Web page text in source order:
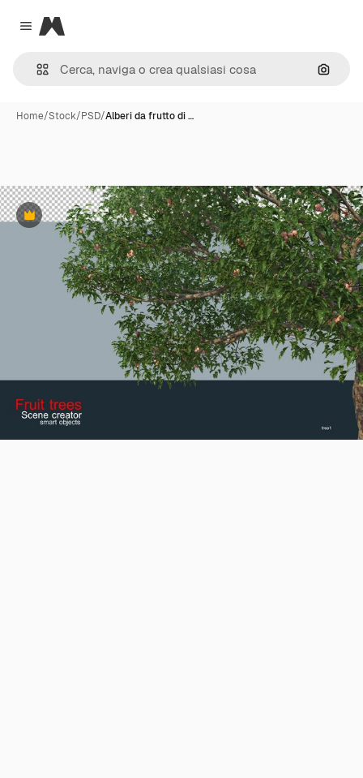
Close menu
Magnific
Cerca
Home/Stock/PSD/Alberi da frutto di …
Premium